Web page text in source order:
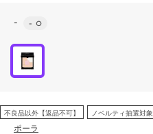
- - ○
不良品以外【返品不可】 ノベルティ抽選対象
ポーラ